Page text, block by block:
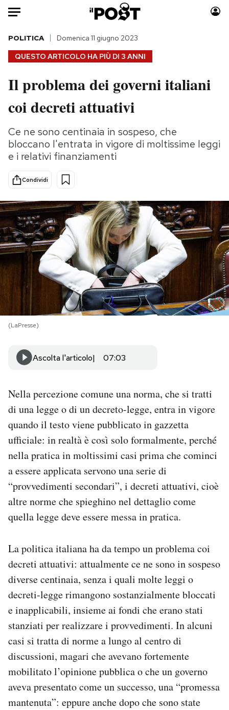
Auto
HOME
Italia
Politica
Tecnologia
Internet
Scienza
Cultura
Economia
Sport
Moda
Consumismi
Storie/Idee
Ok Boomer!
Mondiali calcio 2026
PODCAST
NEWSLETTER
I MIEI PREFERITI
SHOP
AREA PERSONALE
Area Personale
Newsletter
Notifiche mobile
Esci
QUESTO ARTICOLO HA PIÙ DI 3 ANNI
POLITICA Domenica 11 giugno 2023
Il problema dei governi italiani
coi decreti attuativi
Ce ne sono centinaia in sospeso, che
bloccano l'entrata in vigore di moltissime leggi
e i relativi finanziamenti
Condividi
(LaPresse)
Ascolta l'articolo 07:03
Nella percezione comune una norma, che si tratti
di una legge o di un decreto-legge, entra in vigore
quando il testo viene pubblicato in gazzetta
ufficiale: in realtà è così solo formalmente, perché
nella pratica in moltissimi casi prima che cominci
a essere applicata servono una serie di
“provvedimenti secondari”, i decreti attuativi, cioè
altre norme che spieghino nel dettaglio come
quella legge deve essere messa in pratica.
La politica italiana ha da tempo un problema coi
decreti attuativi: attualmente ce ne sono in sospeso
diverse centinaia, senza i quali molte leggi o
decreti-legge rimangono sostanzialmente bloccati
e inapplicabili, insieme ai fondi che erano stati
stanziati per realizzare i provvedimenti. In alcuni
casi si tratta di norme a lungo al centro di
discussioni, magari che avevano fortemente
mobilitato l’opinione pubblica o che un governo
aveva presentato come un successo, una “promessa
mantenuta”: eppure anche dopo che sono state